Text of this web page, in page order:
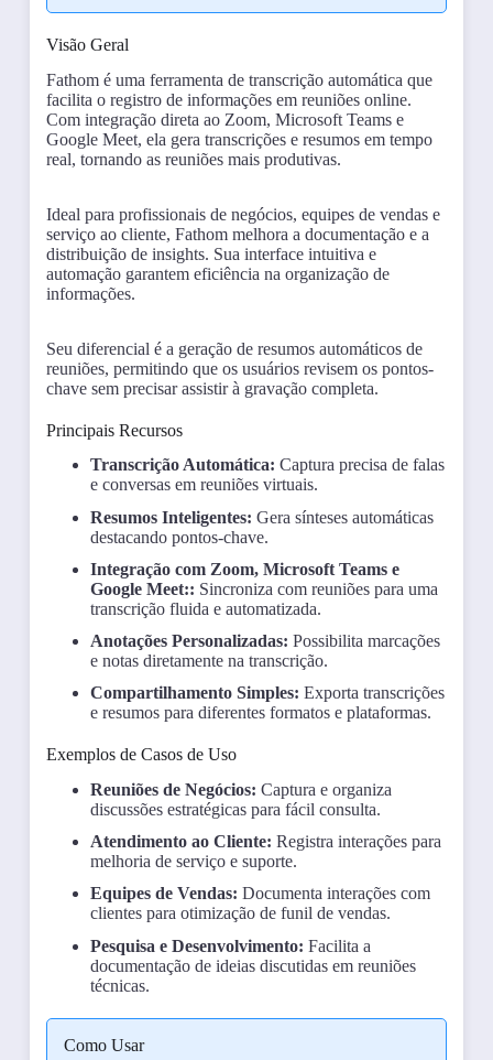
Visão Geral
Fathom é uma ferramenta de transcrição automática que
facilita o registro de informações em reuniões online.
Com integração direta ao Zoom, Microsoft Teams e
Google Meet, ela gera transcrições e resumos em tempo
real, tornando as reuniões mais produtivas.
Ideal para profissionais de negócios, equipes de vendas e
serviço ao cliente, Fathom melhora a documentação e a
distribuição de insights. Sua interface intuitiva e
automação garantem eficiência na organização de
informações.
Seu diferencial é a geração de resumos automáticos de
reuniões, permitindo que os usuários revisem os pontos-
chave sem precisar assistir à gravação completa.
Principais Recursos
Transcrição Automática: Captura precisa de falas
e conversas em reuniões virtuais.
Resumos Inteligentes: Gera sínteses automáticas
destacando pontos-chave.
Integração com Zoom, Microsoft Teams e
Google Meet:: Sincroniza com reuniões para uma
transcrição fluida e automatizada.
Anotações Personalizadas: Possibilita marcações
e notas diretamente na transcrição.
Compartilhamento Simples: Exporta transcrições
e resumos para diferentes formatos e plataformas.
Exemplos de Casos de Uso
Reuniões de Negócios: Captura e organiza
discussões estratégicas para fácil consulta.
Atendimento ao Cliente: Registra interações para
melhoria de serviço e suporte.
Equipes de Vendas: Documenta interações com
clientes para otimização de funil de vendas.
Pesquisa e Desenvolvimento: Facilita a
documentação de ideias discutidas em reuniões
técnicas.
Como Usar